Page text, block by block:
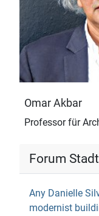
Omar Akbar
Professor für
Forum Stadt
Any Danielle
modernist